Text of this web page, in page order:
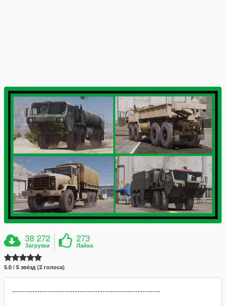
38 272
Загрузки
273
Лайка
5.0 / 5 звёзд (2 голоса)
-----------------------------------------------------------